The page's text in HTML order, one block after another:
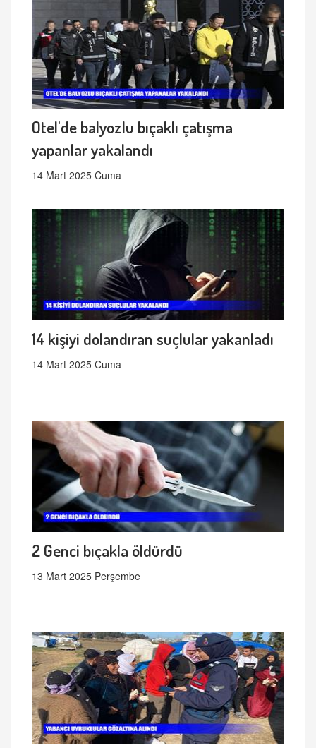
Otel'de balyozlu bıçaklı çatışma
yapanlar yakalandı
14 Mart 2025 Cuma
14 kişiyi dolandıran suçlular yakanladı
14 Mart 2025 Cuma
2 Genci bıçakla öldürdü
13 Mart 2025 Perşembe